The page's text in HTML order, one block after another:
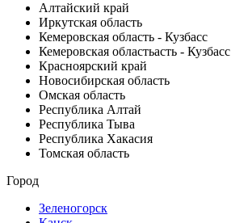
Алтайский край
Иркутская область
Кемеровская область - Кузбасс
Кемеровская областьасть - Кузбасс
Красноярский край
Новосибирская область
Омская область
Республика Алтай
Республика Тыва
Республика Хакасия
Томская область
Город
Зеленогорск